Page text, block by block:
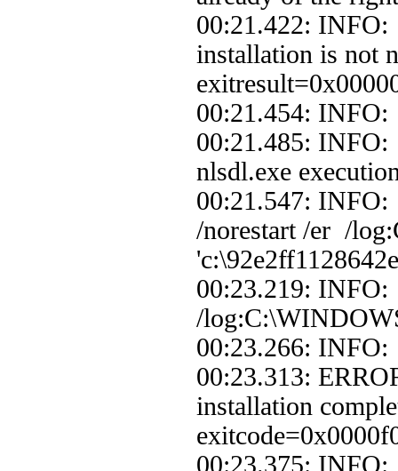
00:21.422:
installation is not
00:21.454:
00:21.485:
nlsdl.exe
00:21.547:
/norestart /er /
00:23.219:
/
00:23.266:
00:23.313:
installation
00:23.375: